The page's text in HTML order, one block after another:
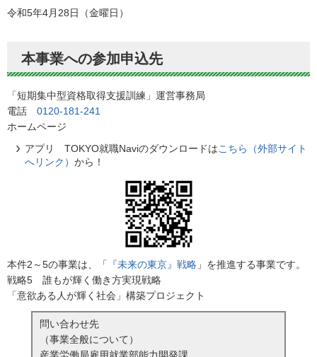
令和5年4月28日（金曜日）
本事業への参加申込先
「短期集中型資格取得支援訓練」運営事務局
電話 0120-181-241
ホームページ
アプリ TOKYO就職Naviのダウンロードはこちら（外部サイト
へリンク）から！
本件2～5の事業は、「 『未来の東京』戦略 」を推進する事業です。
戦略5 誰もが輝く働き方実現戦略
「意欲ある人が輝く社会」構築プロジェクト
問い合わせ先
（事業全般について）